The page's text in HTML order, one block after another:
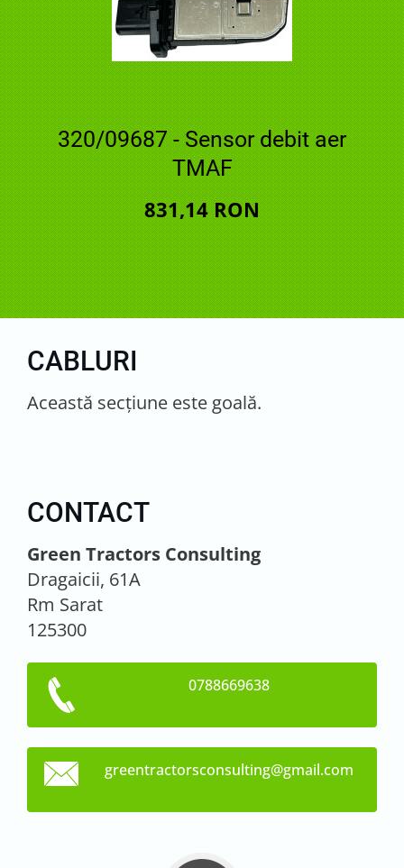
320/09687 - Sensor debit aer
TMAF
831,14 RON
CABLURI
Această secţiune este goală.
CONTACT
Green Tractors Consulting
Dragaicii, 61A
Rm Sarat
125300
0788669638
greentractorsconsulting@gmail.com